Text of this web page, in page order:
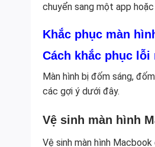
chuyển sang một app
Khắc phục màn
Cách khắc phục lỗi
Màn hình bị đốm sáng,
các gợi ý dưới đây.
Vệ sinh màn hình
Vệ sinh màn hình